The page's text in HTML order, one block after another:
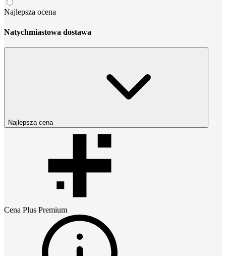
Najlepsza ocena
Natychmiastowa dostawa
Najlepsza cena
Cena Plus Premium